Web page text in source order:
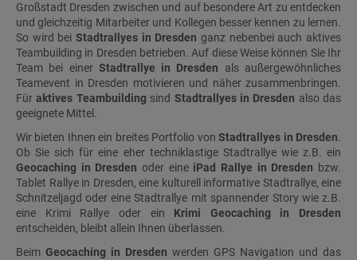
Großstadt Dresden zwischen und auf besondere Art zu entdecken
und gleichzeitig Mitarbeiter und Kollegen besser kennen zu lernen.
So wird bei Stadtrallyes in Dresden ganz nebenbei auch aktives
Teambuilding in Dresden betrieben. Auf diese Weise können Sie Ihr
Team bei einer Stadtrallye in Dresden als außergewöhnliches
Teamevent in Dresden motivieren und näher zusammenbringen.
Füraktives Teambuilding sind Stadtrallyes in Dresden also das
geeignete Mittel.
Wir bieten Ihnen ein breites Portfolio vonStadtrallyes in Dresden.
Ob Sie sich für eine eher techniklastige Stadtrallye wie z.B. ein
Geocaching in Dresden oder eine iPad Rallye in Dresden bzw.
Tablet Rallye in Dresden, eine kulturell informative Stadtrallye, eine
Schnitzeljagd oder eine Stadtrallye mit spannender Story wie z.B.
eine Krimi Rallye oder ein Krimi Geocaching in Dresden
entscheiden, bleibt allein Ihnen überlassen.
Beim Geocaching in Dresden werden GPS Navigation und das